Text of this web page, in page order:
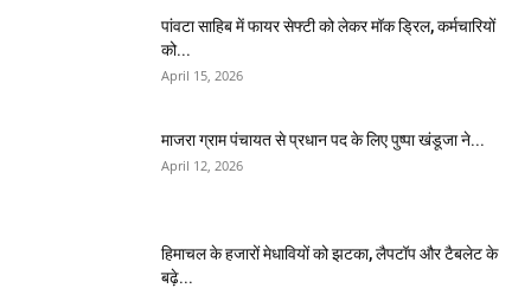
पांवटा साहिब में फायर सेफ्टी को लेकर मॉक ड्रिल, कर्मचारियों
को...
April 15, 2026
माजरा ग्राम पंचायत से प्रधान पद के लिए पुष्पा खंडूजा ने...
April 12, 2026
हिमाचल के हजारों मेधावियों को झटका, लैपटॉप और टैबलेट के
बढ़े...